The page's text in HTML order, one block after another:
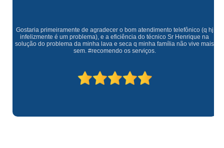
Gostaria primeiramente de agradecer o bom atendimento telefônico (q hj
infelizmente é um problema), e a eficiência do técnico Sr Henrique na
solução do problema da minha lava e seca q minha família não vive mais
sem. #recomendo os serviços.